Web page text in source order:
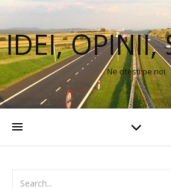
IDEI, OPINII,
Ne citesti pe noi